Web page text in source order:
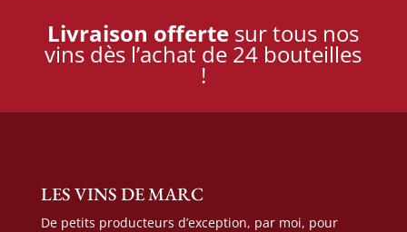
Livraison offerte sur tous nos
vins dès l’achat de 24 bouteilles
!
LES VINS DE MARC
De petits producteurs d’exception, par moi, pour